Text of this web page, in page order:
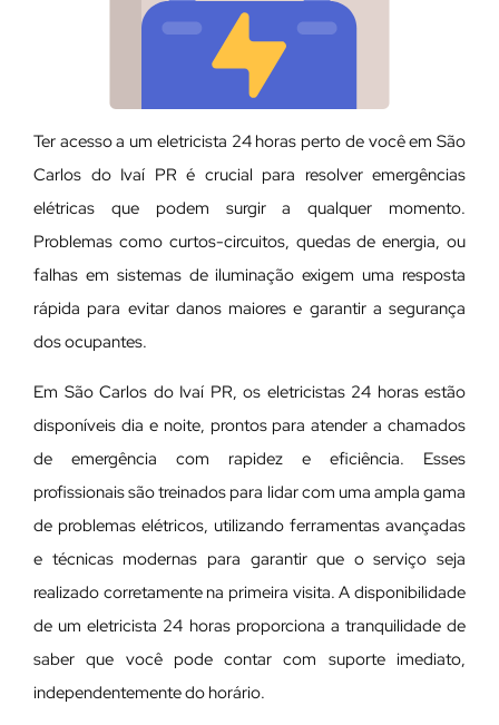
Ter acesso a um eletricista 24 horas perto de você em São
Carlos do Ivaí PR é crucial para resolver emergências
elétricas que podem surgir a qualquer momento.
Problemas como curtos-circuitos, quedas de energia, ou
falhas em sistemas de iluminação exigem uma resposta
rápida para evitar danos maiores e garantir a segurança
dos ocupantes.
Em São Carlos do Ivaí PR, os eletricistas 24 horas estão
disponíveis dia e noite, prontos para atender a chamados
de emergência com rapidez e eficiência. Esses
profissionais são treinados para lidar com uma ampla gama
de problemas elétricos, utilizando ferramentas avançadas
e técnicas modernas para garantir que o serviço seja
realizado corretamente na primeira visita. A disponibilidade
de um eletricista 24 horas proporciona a tranquilidade de
saber que você pode contar com suporte imediato,
independentemente do horário.